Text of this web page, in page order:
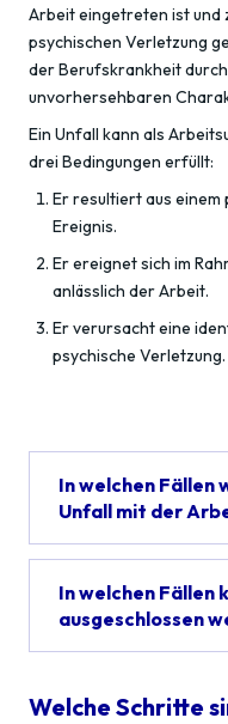
Arbeit eingetreten ist
psychischen Verletzung
der Berufskrankheit
unvorhersehbaren
Ein Unfall kann als
drei Bedingungen erfüllt:
Er resultiert aus
Ereignis.
Er ereignet sich im
anlässlich der Arbeit.
Er verursacht eine
psychische Verletzung.
In welchen Fällen
Unfall mit der
In welchen Fällen
ausgeschlossen
Welche Schritte